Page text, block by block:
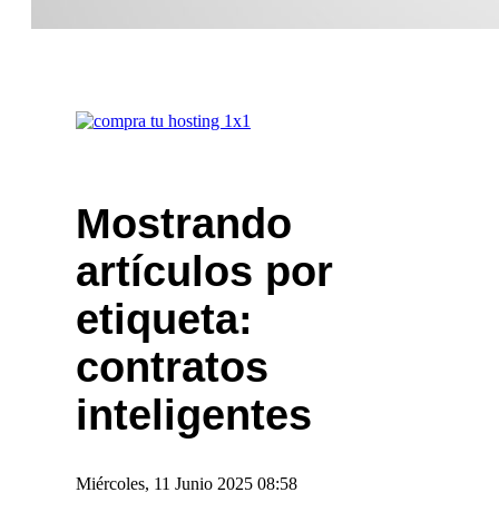
Mostrando
artículos por
etiqueta:
contratos
inteligentes
Miércoles, 11 Junio 2025 08:58